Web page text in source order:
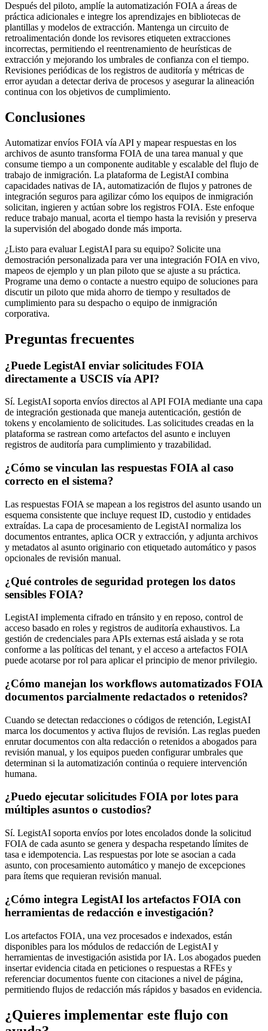
Después del piloto, amplíe la automatización FOIA a áreas de
práctica adicionales e integre los aprendizajes en bibliotecas de
plantillas y modelos de extracción. Mantenga un circuito de
retroalimentación donde los revisores etiqueten extracciones
incorrectas, permitiendo el reentrenamiento de heurísticas de
extracción y mejorando los umbrales de confianza con el tiempo.
Revisiones periódicas de los registros de auditoría y métricas de
error ayudan a detectar deriva de procesos y asegurar la alineación
continua con los objetivos de cumplimiento.
Conclusiones
Automatizar envíos FOIA vía API y mapear respuestas en los
archivos de asunto transforma FOIA de una tarea manual y que
consume tiempo a un componente auditable y escalable del flujo de
trabajo de inmigración. La plataforma de LegistAI combina
capacidades nativas de IA, automatización de flujos y patrones de
integración seguros para agilizar cómo los equipos de inmigración
solicitan, ingieren y actúan sobre los registros FOIA. Este enfoque
reduce trabajo manual, acorta el tiempo hasta la revisión y preserva
la supervisión del abogado donde más importa.
¿Listo para evaluar LegistAI para su equipo? Solicite una
demostración personalizada para ver una integración FOIA en vivo,
mapeos de ejemplo y un plan piloto que se ajuste a su práctica.
Programe una demo o contacte a nuestro equipo de soluciones para
discutir un piloto que mida ahorro de tiempo y resultados de
cumplimiento para su despacho o equipo de inmigración
corporativa.
Preguntas frecuentes
¿Puede LegistAI enviar solicitudes FOIA
directamente a USCIS vía API?
Sí. LegistAI soporta envíos directos al API FOIA mediante una capa
de integración gestionada que maneja autenticación, gestión de
tokens y encolamiento de solicitudes. Las solicitudes creadas en la
plataforma se rastrean como artefactos del asunto e incluyen
registros de auditoría para cumplimiento y trazabilidad.
¿Cómo se vinculan las respuestas FOIA al caso
correcto en el sistema?
Las respuestas FOIA se mapean a los registros del asunto usando un
esquema consistente que incluye request ID, custodio y entidades
extraídas. La capa de procesamiento de LegistAI normaliza los
documentos entrantes, aplica OCR y extracción, y adjunta archivos
y metadatos al asunto originario con etiquetado automático y pasos
opcionales de revisión manual.
¿Qué controles de seguridad protegen los datos
sensibles FOIA?
LegistAI implementa cifrado en tránsito y en reposo, control de
acceso basado en roles y registros de auditoría exhaustivos. La
gestión de credenciales para APIs externas está aislada y se rota
conforme a las políticas del tenant, y el acceso a artefactos FOIA
puede acotarse por rol para aplicar el principio de menor privilegio.
¿Cómo manejan los workflows automatizados FOIA
documentos parcialmente redactados o retenidos?
Cuando se detectan redacciones o códigos de retención, LegistAI
marca los documentos y activa flujos de revisión. Las reglas pueden
enrutar documentos con alta redacción o retenidos a abogados para
revisión manual, y los equipos pueden configurar umbrales que
determinan si la automatización continúa o requiere intervención
humana.
¿Puedo ejecutar solicitudes FOIA por lotes para
múltiples asuntos o custodios?
Sí. LegistAI soporta envíos por lotes encolados donde la solicitud
FOIA de cada asunto se genera y despacha respetando límites de
tasa e idempotencia. Las respuestas por lote se asocian a cada
asunto, con procesamiento automático y manejo de excepciones
para ítems que requieran revisión manual.
¿Cómo integra LegistAI los artefactos FOIA con
herramientas de redacción e investigación?
Los artefactos FOIA, una vez procesados e indexados, están
disponibles para los módulos de redacción de LegistAI y
herramientas de investigación asistida por IA. Los abogados pueden
insertar evidencia citada en peticiones o respuestas a RFEs y
referenciar documentos fuente con citaciones a nivel de página,
permitiendo flujos de redacción más rápidos y basados en evidencia.
¿Quieres implementar este flujo con